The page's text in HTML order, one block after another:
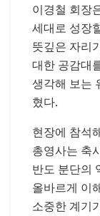
이경철 회장
세대로 성장
뜻깊은 자리
대한 공감대
생각해 보는
혔다.
현장에 참석
총영사는 축
반도 분단의
올바르게 이
소중한 계기